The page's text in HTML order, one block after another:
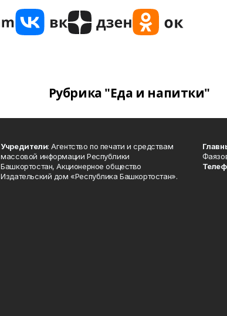
Рубрика "Еда и напитки"
Учредители: Агентство по печати и средствам
массовой информации Республики
Башкортостан, Акционерное общество
Издательский дом «Республика Башкортостан».